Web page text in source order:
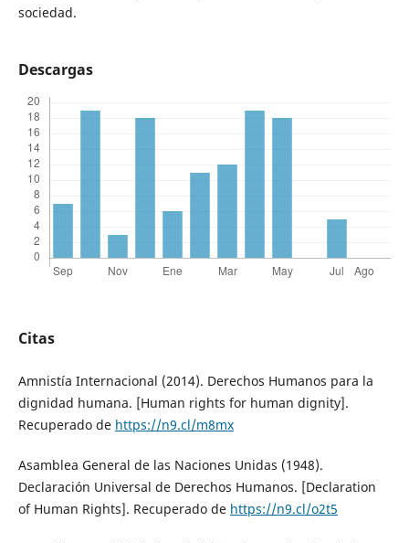
sociedad.
Descargas
Citas
Amnistía Internacional (2014). Derechos Humanos para la
dignidad humana. [Human rights for human dignity].
Recuperado de https://n9.cl/m8mx
Asamblea General de las Naciones Unidas (1948).
Declaración Universal de Derechos Humanos. [Declaration
of Human Rights]. Recuperado de https://n9.cl/o2t5